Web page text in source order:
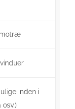
inden i